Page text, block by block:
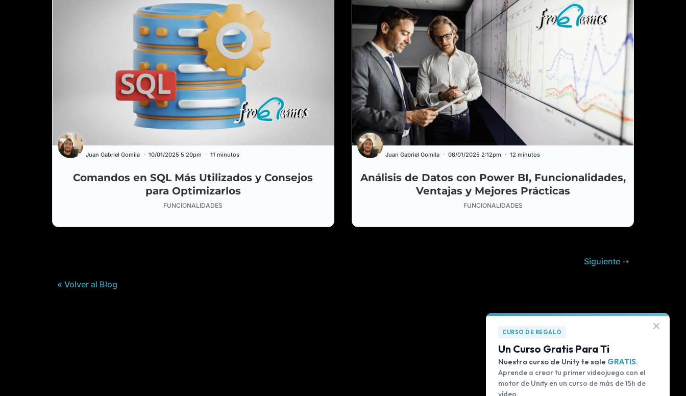
Comandos en SQL Más Utilizados y Consejos
para Optimizarlos
Juan Gabriel Gomila 10/01/2025 5:20pm 11 minutos
FUNCIONALIDADES
Análisis de Datos con Power BI, Funcionalidades,
Ventajas y Mejores Prácticas
Juan Gabriel Gomila 08/01/2025 2:12pm 12 minutos
FUNCIONALIDADES
Siguiente ⇢
« Volver al Blog
CURSO DE REGALO
Un Curso Gratis Para Ti
Nuestro curso de Unity te sale GRATIS.
Aprende a crear tu primer videojuego con el
motor de Unity en un curso de más de 15h de
vídeo.
VIDEO
Construí mi propio CRM sin código (en 20
modelo equivocado en Claude — Guía
VIDEO
Comparativa exprés: ¿GPU, TPU o NPU
para proyectos de hobby?
YouTube 6 ago.